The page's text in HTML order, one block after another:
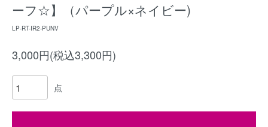
ーフ☆】（パープル×ネイビー)
LP-RT-IR2-PUNV
3,000円(税込3,300円)
点